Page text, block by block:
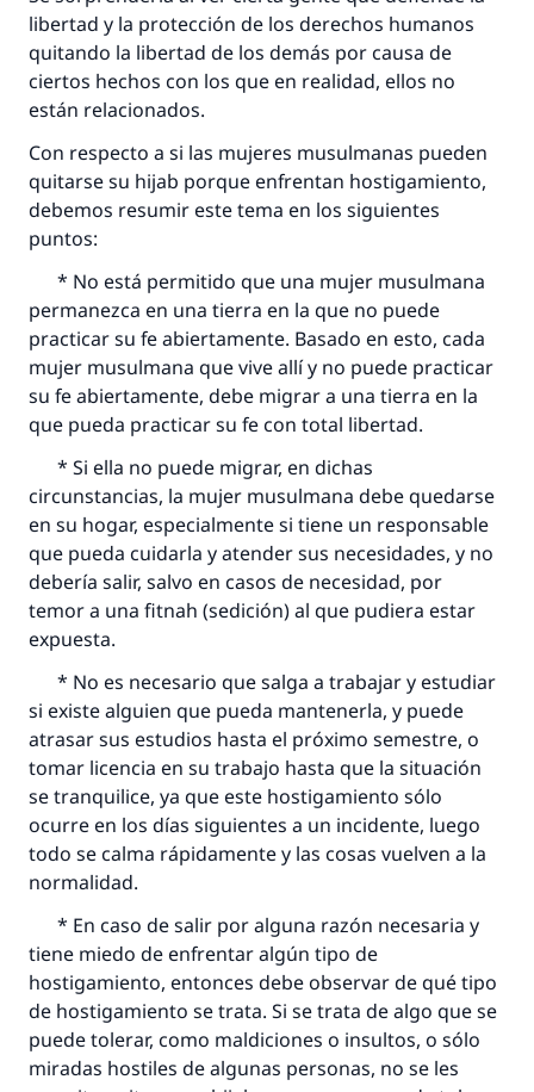
libertad y la protección de los derechos humanos
quitando la libertad de los demás por causa de
ciertos hechos con los que en realidad, ellos no
están relacionados.
Con respecto a si las mujeres musulmanas pueden
quitarse su hijab porque enfrentan hostigamiento,
debemos resumir este tema en los siguientes
puntos:
* No está permitido que una mujer musulmana
permanezca en una tierra en la que no puede
practicar su fe abiertamente. Basado en esto, cada
mujer musulmana que vive allí y no puede practicar
su fe abiertamente, debe migrar a una tierra en la
que pueda practicar su fe con total libertad.
* Si ella no puede migrar, en dichas
circunstancias, la mujer musulmana debe quedarse
en su hogar, especialmente si tiene un responsable
que pueda cuidarla y atender sus necesidades, y no
debería salir, salvo en casos de necesidad, por
temor a una fitnah (sedición) al que pudiera estar
expuesta.
* No es necesario que salga a trabajar y estudiar
si existe alguien que pueda mantenerla, y puede
atrasar sus estudios hasta el próximo semestre, o
tomar licencia en su trabajo hasta que la situación
se tranquilice, ya que este hostigamiento sólo
ocurre en los días siguientes a un incidente, luego
todo se calma rápidamente y las cosas vuelven a la
normalidad.
* En caso de salir por alguna razón necesaria y
tiene miedo de enfrentar algún tipo de
hostigamiento, entonces debe observar de qué tipo
de hostigamiento se trata. Si se trata de algo que se
puede tolerar, como maldiciones o insultos, o sólo
miradas hostiles de algunas personas, no se les
La respuesta no. 110845 salvó un
matrimonio.
Desde la Q hasta la A, su contribución ayuda a
IslamQA.
Profeta ﷺ dijo:
bien obtendrá la misma recompensa que
aquellos que lo realicen."
(MUSLIM, 1893)